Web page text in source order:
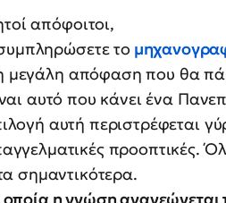
απόφοιτοι,
το
μεγάλη απόφαση που θα
αυτό που κάνει ένα
αυτή περιστρέφεται
προοπτικές.
σημαντικότερα.